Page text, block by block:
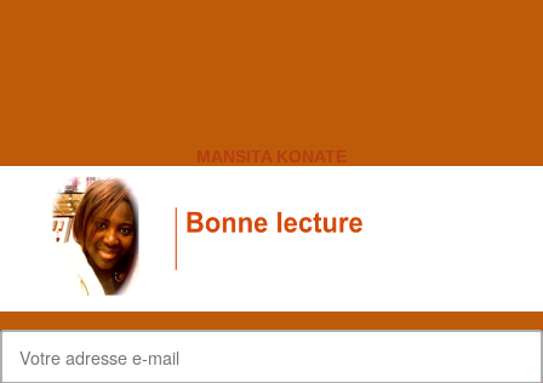
MANSITA KONATE